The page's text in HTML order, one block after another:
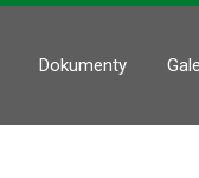
Dokumenty